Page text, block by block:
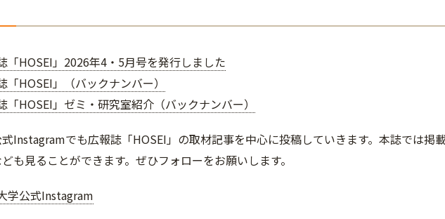
「HOSEI」2026年4・5月号を発行しました
「HOSEI」（バックナンバー）
「HOSEI」ゼミ・研究室紹介（バックナンバー）
Instagramでも広報誌「HOSEI」の取材記事を中心に投稿していきます。本誌では掲
も見ることができます。ぜひフォローをお願いします。
学公式Instagram